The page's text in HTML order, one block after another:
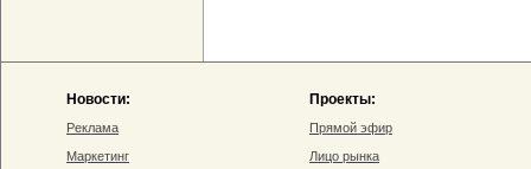
Новости:
Реклама
Маркетинг
Проекты:
Прямой эфир
Лицо рынка